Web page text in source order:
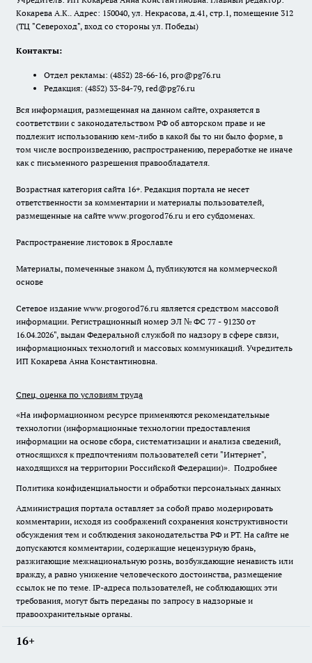
Кокарева А.К.. Адрес: 150040, ул. Некрасова, д.41, стр.1, помещение 312
(ТЦ "Североход", вход со стороны ул. Победы)
Контакты:
Отдел рекламы: (4852) 28-66-16, pro@pg76.ru
Редакция: (4852) 33-84-79, red@pg76.ru
Вся информация, размещенная на данном сайте, охраняется в
соответствии с законодательством РФ об авторском праве и не
подлежит использованию кем-либо в какой бы то ни было форме, в
том числе воспроизведению, распространению, переработке не иначе
как с письменного разрешения правообладателя.
Возрастная категория сайта 16+. Редакция портала не несет
ответственности за комментарии и материалы пользователей,
размещенные на сайте www.progorod76.ru и его субдоменах.
Распространение листовок в Ярославле
Материалы, помеченные знаком ∆, публикуются на коммерческой
основе
Сетевое издание www.progorod76.ru является средством массовой
информации. Регистрационный номер ЭЛ № ФС 77 - 91230 от
16.04.2026", выдан Федеральной службой по надзору в сфере связи,
информационных технологий и массовых коммуникаций. Учредитель
ИП Кокарева Анна Константиновна.
Спец. оценка по условиям труда
«На информационном ресурсе применяются рекомендательные
технологии (информационные технологии предоставления
информации на основе сбора, систематизации и анализа сведений,
относящихся к предпочтениям пользователей сети "Интернет",
находящихся на территории Российской Федерации)». Подробнее
Политика конфиденциальности и обработки персональных данных
Администрация портала оставляет за собой право модерировать
комментарии, исходя из соображений сохранения конструктивности
обсуждения тем и соблюдения законодательства РФ и РТ. На сайте не
допускаются комментарии, содержащие нецензурную брань,
разжигающие межнациональную рознь, возбуждающие ненависть или
вражду, а равно унижение человеческого достоинства, размещение
ссылок не по теме. IP-адреса пользователей, не соблюдающих эти
требования, могут быть переданы по запросу в надзорные и
правоохранительные органы.
16+